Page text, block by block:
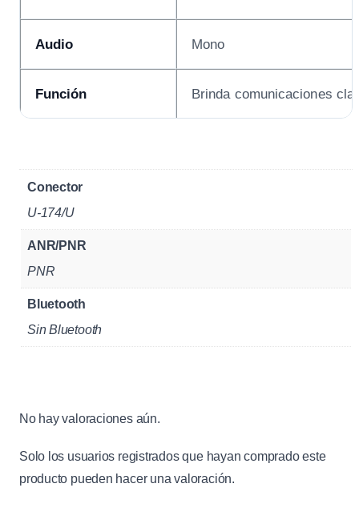
Audio Mono
Función Brinda comunicaciones
Conector
U-174/U
ANR/PNR
PNR
Bluetooth
Sin Bluetooth
No hay valoraciones aún.
Solo los usuarios registrados que hayan comprado este
producto pueden hacer una valoración.